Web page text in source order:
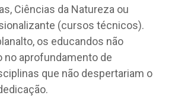
Ciências da Natureza ou
(cursos técnicos).
os educandos não
no aprofundamento de
que não despertariam o